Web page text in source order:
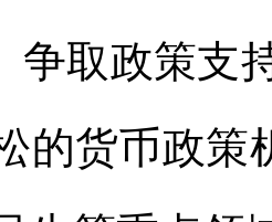
争取政策
的货币政策